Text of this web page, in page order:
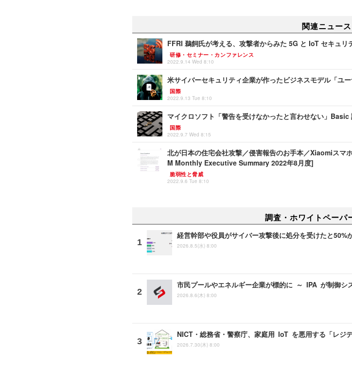
関連ニュース
FFRI 鵜飼氏が考える、攻撃者からみた 5G と IoT セキュリ
研修・セミナー・カンファレンス
2022.9.14 Wed 8:10
米サイバーセキュリティ企業が作ったビジネスモデル「ユ
国際
2022.9.13 Tue 8:10
マイクロソフト「警告を受けなかったと言わせない」Basic
国際
2022.9.7 Wed 8:15
北が日本の住宅会社攻撃／侵害報告のお手本／Xiaomiスマ
M Monthly Executive Summary 2022年8月度]
脆弱性と脅威
2022.9.6 Tue 8:10
調査・ホワイトペーパ
経営幹部や役員がサイバー攻撃後に処分を受けたと
2026.8.5(水) 8:00
市民プールやエネルギー企業が標的に ～ IPA が制御シ
2026.8.6(木) 8:00
NICT・総務省・警察庁、家庭用 IoT を悪用する「レジ
2026.7.30(木) 8:00